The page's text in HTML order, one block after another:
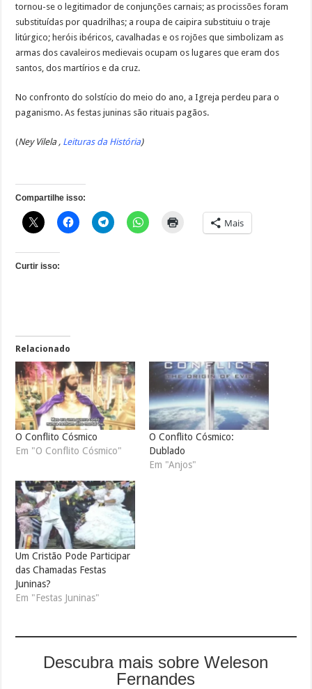
tornou-se o legitimador de conjunções carnais; as procissões foram
substituídas por quadrilhas; a roupa de caipira substituiu o traje
litúrgico; heróis ibéricos, cavalhadas e os rojões que simbolizam as
armas dos cavaleiros medievais ocupam os lugares que eram dos
santos, dos martírios e da cruz.
No confronto do solstício do meio do ano, a Igreja perdeu para o
paganismo. As festas juninas são rituais pagãos.
(Ney Vilela , Leituras da História)
Compartilhe isso:
Mais
Curtir isso:
Relacionado
O Conflito Cósmico
Em "O Conflito Cósmico"
O Conflito Cósmico:
Dublado
Em "Anjos"
Um Cristão Pode Participar
das Chamadas Festas
Juninas?
Em "Festas Juninas"
Descubra mais sobre Weleson
Fernandes